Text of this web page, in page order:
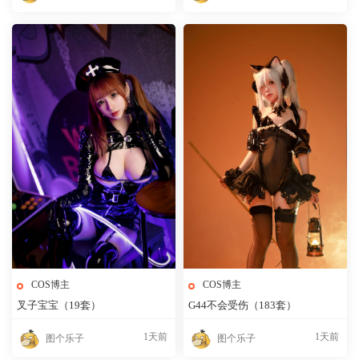
COS博主
叉子宝宝（19套）
图个乐子 1天前
COS博主
G44不会受伤（183套）
图个乐子 1天前